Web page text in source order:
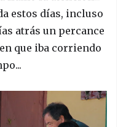
estos días, incluso
atrás un percance
que iba corriendo